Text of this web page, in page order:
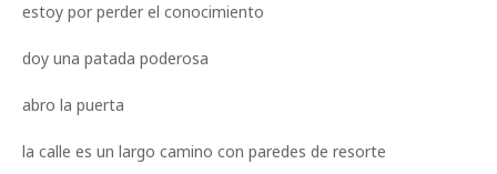
estoy por perder el conocimiento
doy una patada poderosa
abro la puerta
la calle es un largo camino con paredes de resorte